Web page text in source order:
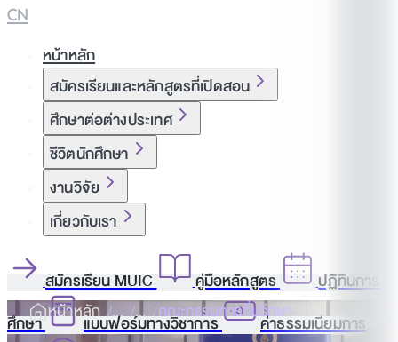
CN
หน้าหลัก
สมัครเรียนและหลักสูตรที่เปิดสอน
ศึกษาต่อต่างประเทศ
ชีวิตนักศึกษา
งานวิจัย
เกี่ยวกับเรา
สมัครเรียน MUIC คู่มือหลักสูตร
ปฏิทินการ
ศึกษา
แบบฟอร์มทางวิชาการ
ค่าธรรมเนียมการ
หน้าหลัก คณะกรรมการที่ปรึกษา